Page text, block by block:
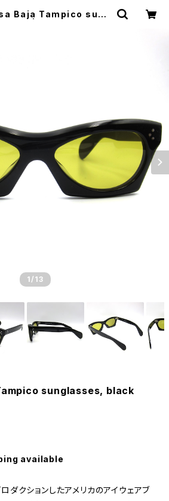
Baja Tampico sung
1 /13
sunglasses, black
available
クションしたアメリカのアイウェアブ